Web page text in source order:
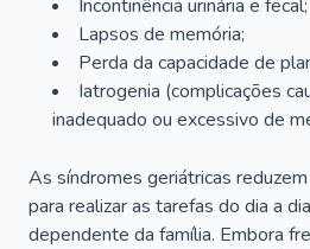
Incontinência urinária e fecal;
Lapsos de memória;
Perda da capacidade de
Iatrogenia (complicações
inadequado ou excessivo de
As síndromes geriátricas
para realizar as tarefas do dia a
dependente da família. Embora